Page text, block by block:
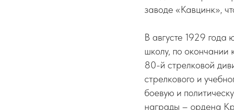
заводе «Кавцинк»,
В августе 1929 года
школу, по окончании
80-й стрелковой
стрелкового и
боевую и
награды – ордена